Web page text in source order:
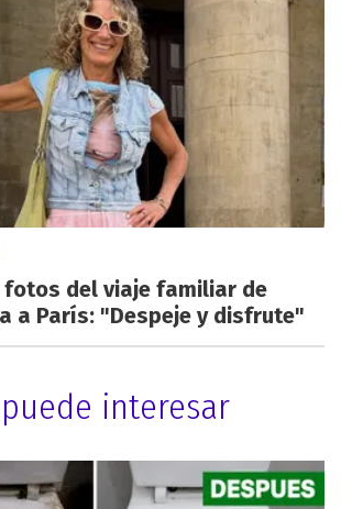
fotos del viaje familiar de
a París: "Despeje y disfrute"
interesar